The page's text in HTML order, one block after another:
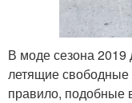
В моде сезона 2019
летящие свободные
правило, подобные